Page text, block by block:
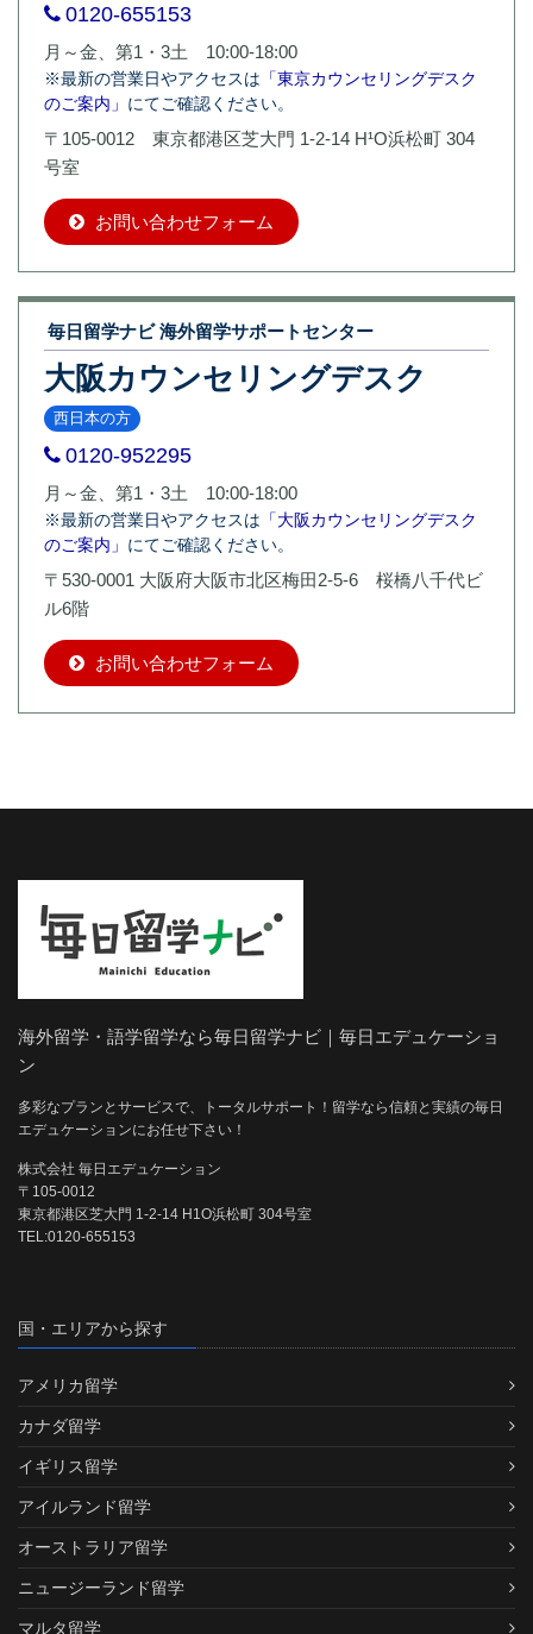
0120-655153
月～金、第1・3土 10:00-18:00
※最新の営業日やアクセスは 「東京カウンセリングデスク
のご案内」 にてご確認ください。
〒105-0012 東京都港区芝大門 1-2-14 H¹O浜松町 304
号室
お問い合わせフォーム
毎日留学ナビ 海外留学サポートセンター
大阪カウンセリングデスク
西日本の方
0120-952295
月～金、第1・3土 10:00-18:00
※最新の営業日やアクセスは 「大阪カウンセリングデスク
のご案内」 にてご確認ください。
〒530-0001 大阪府大阪市北区梅田2-5-6 桜橋八千代ビ
ル6階
お問い合わせフォーム
海外留学・語学留学なら毎日留学ナビ｜毎日エデュケーショ
ン
多彩なプランとサービスで、トータルサポート！留学なら信頼と実績の毎日
エデュケーションにお任せ下さい！
株式会社 毎日エデュケーション
〒105-0012
東京都港区芝大門 1-2-14 H1O浜松町 304号室
TEL:0120-655153
国・エリアから探す
アメリカ留学
カナダ留学
イギリス留学
アイルランド留学
オーストラリア留学
ニュージーランド留学
マルタ留学